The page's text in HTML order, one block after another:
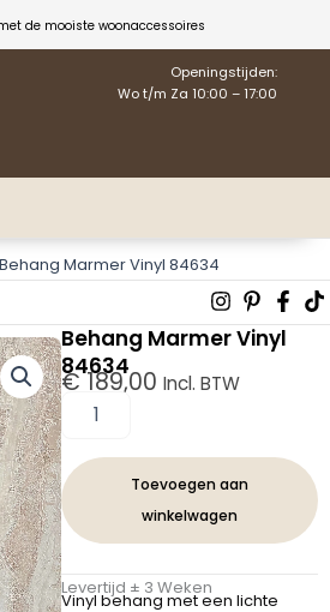
de mooiste woonaccessoires
Openingstijden:
Wo t/m Za 10:00 – 17:00
Behang Marmer Vinyl 84634
Instagram
p f
Behang Marmer Vinyl
84634
€189,00 Incl. BTW
Behang
Marmer
Vinyl
84634
aantal
Toevoegen aan
winkelwagen
Levertijd ± 3 Weken
Vinyl behang met een lichte